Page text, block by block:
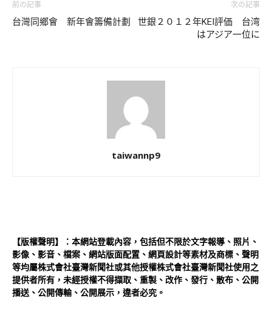
前の記事
台灣同鄉會 新年會籌備計劃
次の記事
世銀２０１２年KEI評価 台湾
はアジア一位に
taiwannp9
【版權聲明】：本網站登載內容，包括但不限於文字報導、照片、
影像、影音、檔案、網站版面配置、網頁設計等素材及商標、聲明
等均屬株式會社臺灣新聞社或其他授權株式會社臺灣新聞社使用之
提供者所有，未經授權不得擷取、重製、改作、發行、散布、公開
播送、公開傳輸、公開展示，違者必究。